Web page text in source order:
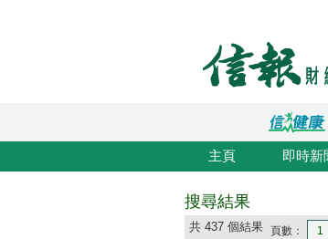
主頁 即時新
搜尋結果
共 437 個結果 頁數： 1